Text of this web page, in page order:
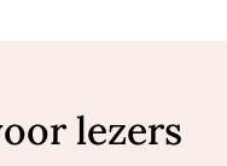
lezers